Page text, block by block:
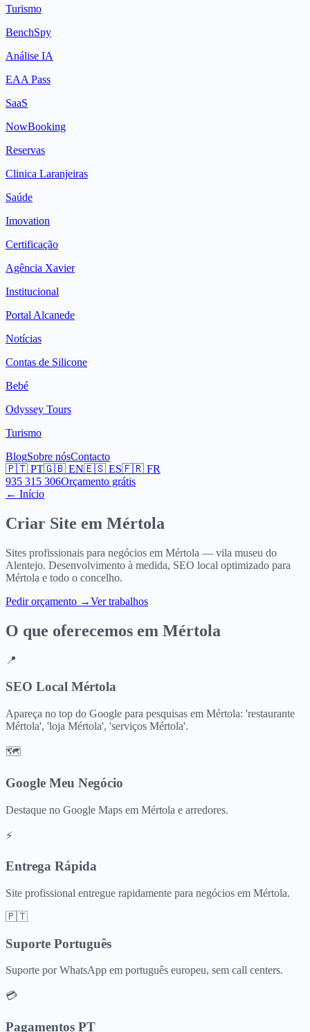
Turismo
BenchSpy
Análise IA
EAA Pass
SaaS
NowBooking
Reservas
Clinica Laranjeiras
Saúde
Imovation
Certificação
Agência Xavier
Institucional
Portal Alcanede
Notícias
Contas de Silicone
Bebé
Odyssey Tours
Turismo
BlogSobre nósContacto
🇵🇹 PT🇬🇧 EN🇪🇸 ES🇫🇷 FR
935 315 306Orçamento grátis
← Início
Criar Site em Mértola
Sites profissionais para negócios em Mértola — vila museu do
Alentejo. Desenvolvimento à medida, SEO local optimizado para
Mértola e todo o concelho.
Pedir orçamento →Ver trabalhos
O que oferecemos em Mértola
📍
SEO Local Mértola
Apareça no top do Google para pesquisas em Mértola: 'restaurante
Mértola', 'loja Mértola', 'serviços Mértola'.
🗺️
Google Meu Negócio
Destaque no Google Maps em Mértola e arredores.
⚡
Entrega Rápida
Site profissional entregue rapidamente para negócios em Mértola.
🇵🇹
Suporte Português
Suporte por WhatsApp em português europeu, sem call centers.
💳
Pagamentos PT